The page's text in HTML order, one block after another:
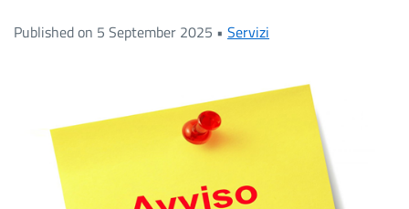
Published on 5 September 2025 • Servizi